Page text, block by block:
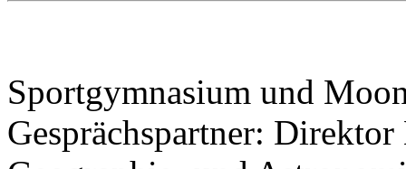
Sportgymnasium und
Gesprächspartner: